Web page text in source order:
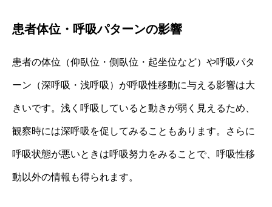
患者体位・呼吸パターンの影響
患者の体位（仰臥位・側臥位・起坐位など）や呼吸パタ
ーン（深呼吸・浅呼吸）が呼吸性移動に与える影響は大
きいです。浅く呼吸していると動きが弱く見えるため、
観察時には深呼吸を促してみることもあります。さらに
呼吸状態が悪いときは呼吸努力をみることで、呼吸性移
動以外の情報も得られます。